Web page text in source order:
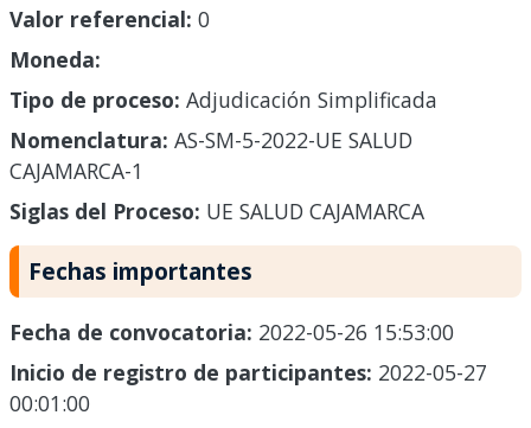
Valor referencial: 0
Moneda:
Tipo de proceso: Adjudicación Simplificada
Nomenclatura: AS-SM-5-2022-UE SALUD
CAJAMARCA-1
Siglas del Proceso: UE SALUD CAJAMARCA
Fechas importantes
Fecha de convocatoria: 2022-05-26 15:53:00
Inicio de registro de participantes: 2022-05-27
00:01:00